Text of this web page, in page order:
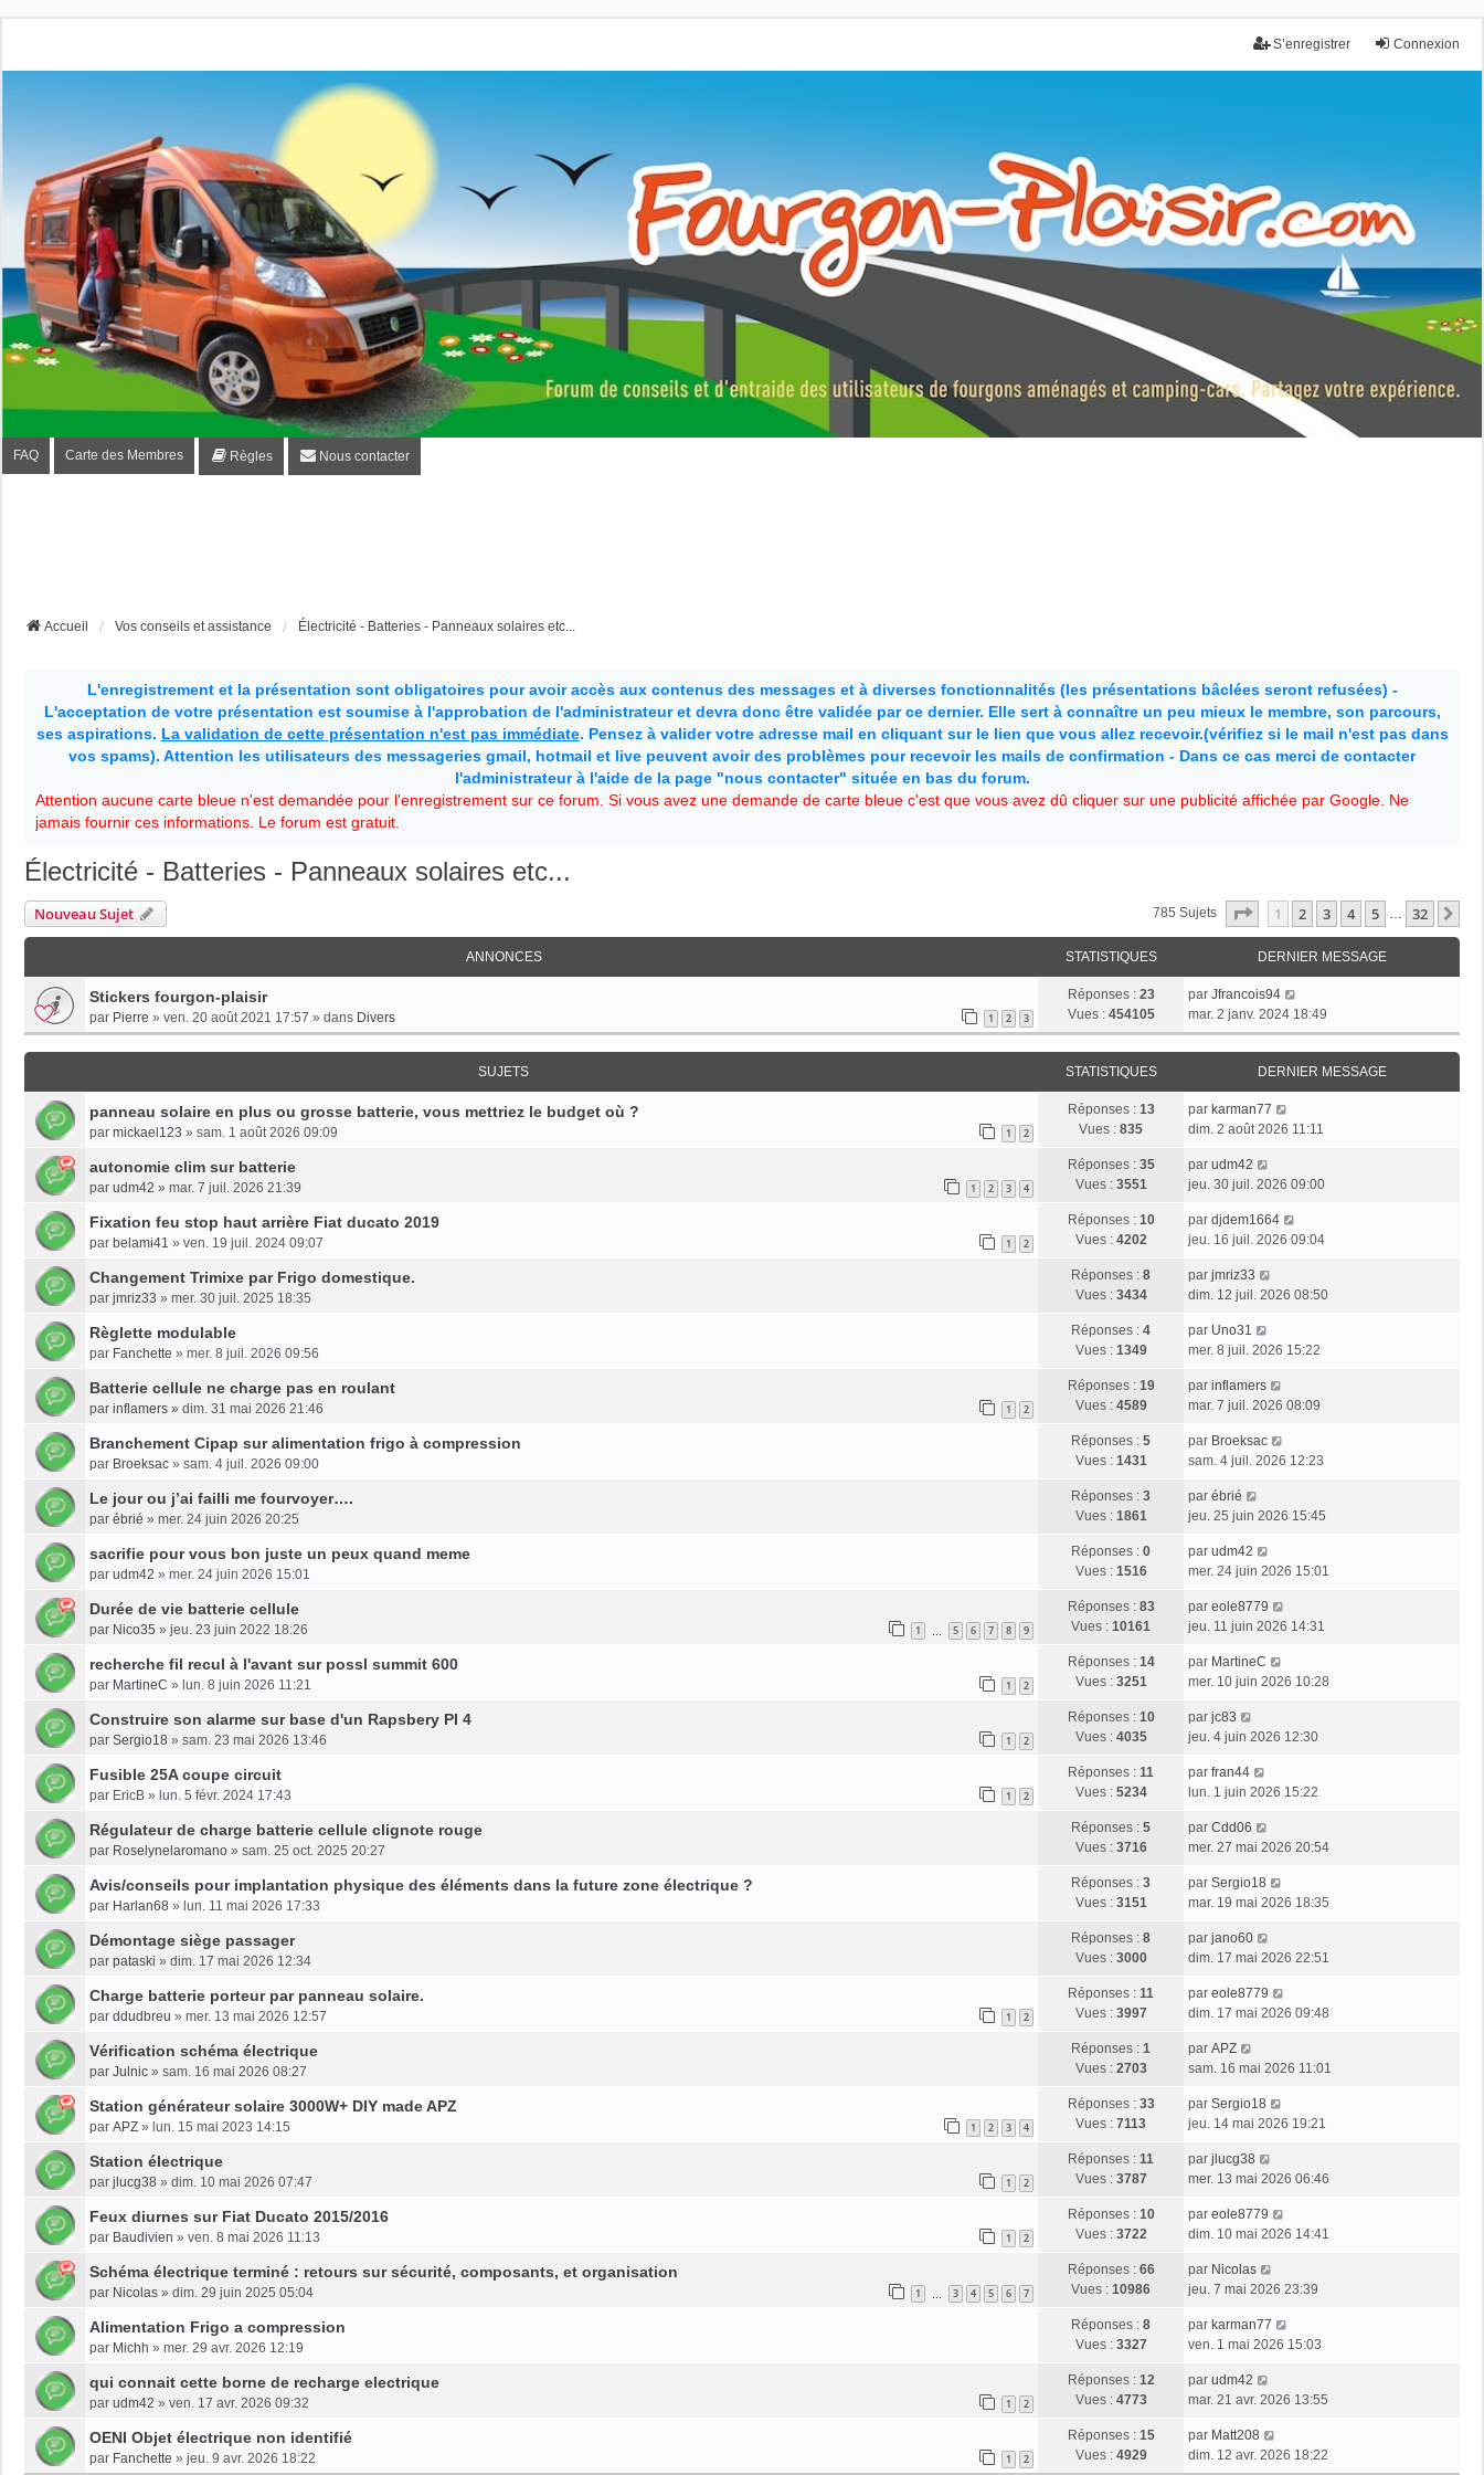
Connexion
S’enregistrer
Fourgon-plaisir.com
Forum de conseils et d'entraide des utilisateurs de fourgons, fourgons aménagés, vans et de camping-car. Partagez votre expérience.
FAQ Carte des Membres Règles Nous contacter
Accueil Vos conseils et assistance Électricité - Batteries - Panneaux solaires etc...
L'enregistrement et la présentation sont obligatoires pour avoir accès aux contenus des messages et à diverses fonctionnalités (les présentations bâclées seront refusées) -
L'acceptation de votre présentation est soumise à l'approbation de l'administrateur et devra donc être validée par ce dernier. Elle sert à connaître un peu mieux le membre, son parcours,
ses aspirations. La validation de cette présentation n'est pas immédiate. Pensez à valider votre adresse mail en cliquant sur le lien que vous allez recevoir.(vérifiez si le mail n'est pas dans
vos spams). Attention les utilisateurs des messageries gmail, hotmail et live peuvent avoir des problèmes pour recevoir les mails de confirmation - Dans ce cas merci de contacter
l'administrateur à l'aide de la page "nous contacter" située en bas du forum.
Attention aucune carte bleue n'est demandée pour l'enregistrement sur ce forum. Si vous avez une demande de carte bleue c'est que vous avez dû cliquer sur une publicité affichée par Google. Ne
jamais fournir ces informations. Le forum est gratuit.
Électricité - Batteries - Panneaux solaires etc...
Nouveau Sujet 785 Sujets Page Sur32
1 2 3 4 5 32
ANNONCES STATISTIQUES DERNIER MESSAGE
Stickers fourgon-plaisir
par Pierre » ven. 20 août 2021 17:57 » dans Divers 1 2 3
Réponses : 23
Vues : 454105
par Jfrancois94
mar. 2 janv. 2024 18:49
SUJETS STATISTIQUES DERNIER MESSAGE
panneau solaire en plus ou grosse batterie, vous mettriez le budget où ?
par mickael123 » sam. 1 août 2026 09:09 1 2
Réponses : 13
Vues : 835
par karman77
dim. 2 août 2026 11:11
autonomie clim sur batterie
par udm42 » mar. 7 juil. 2026 21:39 1 2 3 4
Réponses : 35
Vues : 3551
par udm42
jeu. 30 juil. 2026 09:00
Fixation feu stop haut arrière Fiat ducato 2019
par belami41 » ven. 19 juil. 2024 09:07 1 2
Réponses : 10
Vues : 4202
par djdem1664
jeu. 16 juil. 2026 09:04
Changement Trimixe par Frigo domestique.
par jmriz33 » mer. 30 juil. 2025 18:35
Réponses : 8
Vues : 3434
par jmriz33
dim. 12 juil. 2026 08:50
Règlette modulable
par Fanchette » mer. 8 juil. 2026 09:56
Réponses : 4
Vues : 1349
par Uno31
mer. 8 juil. 2026 15:22
Batterie cellule ne charge pas en roulant
par inflamers » dim. 31 mai 2026 21:46 1 2
Réponses : 19
Vues : 4589
par inflamers
mar. 7 juil. 2026 08:09
Branchement Cipap sur alimentation frigo à compression
par Broeksac » sam. 4 juil. 2026 09:00
Réponses : 5
Vues : 1431
par Broeksac
sam. 4 juil. 2026 12:23
Le jour ou j’ai failli me fourvoyer….
par ébrié » mer. 24 juin 2026 20:25
Réponses : 3
Vues : 1861
par ébrié
jeu. 25 juin 2026 15:45
sacrifie pour vous bon juste un peux quand meme
par udm42 » mer. 24 juin 2026 15:01
Réponses : 0
Vues : 1516
par udm42
mer. 24 juin 2026 15:01
Durée de vie batterie cellule
par Nico35 » jeu. 23 juin 2022 18:26 1 5 6 7 8 9
Réponses : 83
Vues : 10161
par eole8779
jeu. 11 juin 2026 14:31
recherche fil recul à l'avant sur possl summit 600
par MartineC » lun. 8 juin 2026 11:21 1 2
Réponses : 14
Vues : 3251
par MartineC
mer. 10 juin 2026 10:28
Construire son alarme sur base d'un Rapsbery PI 4
par Sergio18 » sam. 23 mai 2026 13:46 1 2
Réponses : 10
Vues : 4035
par jc83
jeu. 4 juin 2026 12:30
Fusible 25A coupe circuit
par EricB » lun. 5 févr. 2024 17:43 1 2
Réponses : 11
Vues : 5234
par fran44
lun. 1 juin 2026 15:22
Régulateur de charge batterie cellule clignote rouge
par Roselynelaromano » sam. 25 oct. 2025 20:27
Réponses : 5
Vues : 3716
par Cdd06
mer. 27 mai 2026 20:54
Avis/conseils pour implantation physique des éléments dans la future zone électrique ?
par Harlan68 » lun. 11 mai 2026 17:33
Réponses : 3
Vues : 3151
par Sergio18
mar. 19 mai 2026 18:35
Démontage siège passager
par pataski » dim. 17 mai 2026 12:34
Réponses : 8
Vues : 3000
par jano60
dim. 17 mai 2026 22:51
Charge batterie porteur par panneau solaire.
par ddudbreu » mer. 13 mai 2026 12:57 1 2
Réponses : 11
Vues : 3997
par eole8779
dim. 17 mai 2026 09:48
Vérification schéma électrique
par Julnic » sam. 16 mai 2026 08:27
Réponses : 1
Vues : 2703
par APZ
sam. 16 mai 2026 11:01
Station générateur solaire 3000W+ DIY made APZ
par APZ » lun. 15 mai 2023 14:15 1 2 3 4
Réponses : 33
Vues : 7113
par Sergio18
jeu. 14 mai 2026 19:21
Station électrique
par jlucg38 » dim. 10 mai 2026 07:47 1 2
Réponses : 11
Vues : 3787
par jlucg38
mer. 13 mai 2026 06:46
Feux diurnes sur Fiat Ducato 2015/2016
par Baudivien » ven. 8 mai 2026 11:13 1 2
Réponses : 10
Vues : 3722
par eole8779
dim. 10 mai 2026 14:41
Schéma électrique terminé : retours sur sécurité, composants, et organisation
par Nicolas » dim. 29 juin 2025 05:04 1 3 4 5 6 7
Réponses : 66
Vues : 10986
par Nicolas
jeu. 7 mai 2026 23:39
Alimentation Frigo a compression
par Michh » mer. 29 avr. 2026 12:19
Réponses : 8
Vues : 3327
par karman77
ven. 1 mai 2026 15:03
qui connait cette borne de recharge electrique
par udm42 » ven. 17 avr. 2026 09:32 1 2
Réponses : 12
Vues : 4773
par udm42
mar. 21 avr. 2026 13:55
OENI Objet électrique non identifié
par Fanchette » jeu. 9 avr. 2026 18:22 1 2
Réponses : 15
Vues : 4929
par Matt208
dim. 12 avr. 2026 18:22